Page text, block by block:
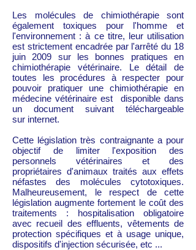
Les molécules de chimiothérapie sont
également toxiques pour l'homme et
l'environnement : à ce titre, leur utilisation
est strictement encadrée par l'arrêté du 18
juin 2009 sur les bonnes pratiques en
chimiothérapie vétérinaire. Le détail de
toutes les procédures à respecter pour
pouvoir pratiquer une chimiothérapie en
médecine vétérinaire est disponible dans
un document suivant téléchargeable
sur internet.
Cette législation très contraignante a pour
objectif de limiter l'exposition des
personnels vétérinaires et des
propriétaires d'animaux traités aux effets
néfastes des molécules cytotoxiques.
Malheureusement, le respect de cette
législation augmente fortement le coût des
traitements : hospitalisation obligatoire
avec recueil des effluents, vêtements de
protection spécifiques et à usage unique,
dispositifs d'injection sécurisée, etc ...